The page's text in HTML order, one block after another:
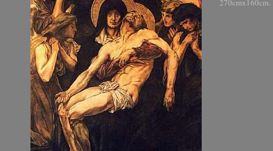
270cmx160cm.